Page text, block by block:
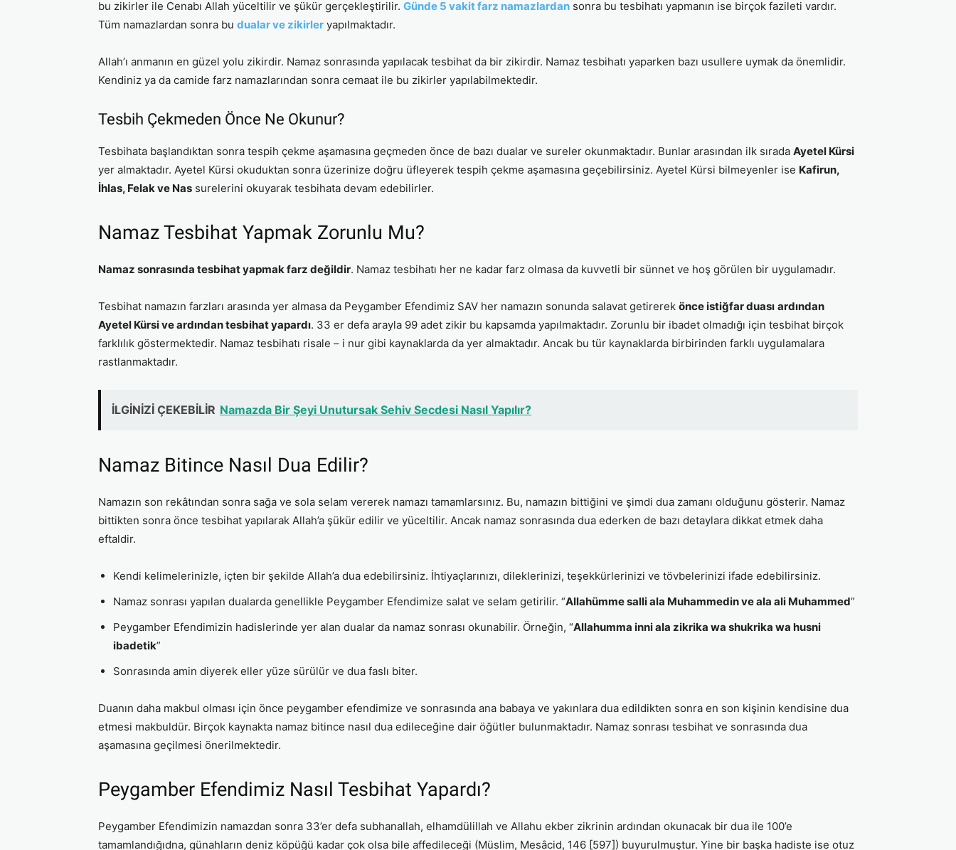
bu zikirler ile Cenabı Allah yüceltilir ve şükür gerçekleştirilir. Günde 5 vakit farz namazlardan sonra bu tesbihatı yapmanın ise birçok fazileti vardır.
Tüm namazlardan sonra bu dualar ve zikirler yapılmaktadır.
Allah’ı anmanın en güzel yolu zikirdir. Namaz sonrasında yapılacak tesbihat da bir zikirdir. Namaz tesbihatı yaparken bazı usullere uymak da önemlidir.
Kendiniz ya da camide farz namazlarından sonra cemaat ile bu zikirler yapılabilmektedir.
Tesbih Çekmeden Önce Ne Okunur?
Tesbihata başlandıktan sonra tespih çekme aşamasına geçmeden önce de bazı dualar ve sureler okunmaktadır. Bunlar arasından ilk sırada Ayetel Kürsi
yer almaktadır. Ayetel Kürsi okuduktan sonra üzerinize doğru üfleyerek tespih çekme aşamasına geçebilirsiniz. Ayetel Kürsi bilmeyenler ise Kafirun,
İhlas, Felak ve Nas surelerini okuyarak tesbihata devam edebilirler.
Namaz Tesbihat Yapmak Zorunlu Mu?
Namaz sonrasında tesbihat yapmak farz değildir. Namaz tesbihatı her ne kadar farz olmasa da kuvvetli bir sünnet ve hoş görülen bir uygulamadır.
Tesbihat namazın farzları arasında yer almasa da Peygamber Efendimiz SAV her namazın sonunda salavat getirerek önce istiğfar duası ardından
Ayetel Kürsi ve ardından tesbihat yapardı. 33 er defa arayla 99 adet zikir bu kapsamda yapılmaktadır. Zorunlu bir ibadet olmadığı için tesbihat birçok
farklılık göstermektedir. Namaz tesbihatı risale – i nur gibi kaynaklarda da yer almaktadır. Ancak bu tür kaynaklarda birbirinden farklı uygulamalara
rastlanmaktadır.
İLGİNİZİ ÇEKEBİLİR Namazda Bir Şeyi Unutursak Sehiv Secdesi Nasıl Yapılır?
Namaz Bitince Nasıl Dua Edilir?
Namazın son rekâtından sonra sağa ve sola selam vererek namazı tamamlarsınız. Bu, namazın bittiğini ve şimdi dua zamanı olduğunu gösterir. Namaz
bittikten sonra önce tesbihat yapılarak Allah’a şükür edilir ve yüceltilir. Ancak namaz sonrasında dua ederken de bazı detaylara dikkat etmek daha
eftaldir.
Kendi kelimelerinizle, içten bir şekilde Allah’a dua edebilirsiniz. İhtiyaçlarınızı, dileklerinizi, teşekkürlerinizi ve tövbelerinizi ifade edebilirsiniz.
Namaz sonrası yapılan dualarda genellikle Peygamber Efendimize salat ve selam getirilir. “Allahümme salli ala Muhammedin ve ala ali Muhammed”
Peygamber Efendimizin hadislerinde yer alan dualar da namaz sonrası okunabilir. Örneğin, “Allahumma inni ala zikrika wa shukrika wa husni
ibadetik”
Sonrasında amin diyerek eller yüze sürülür ve dua faslı biter.
Duanın daha makbul olması için önce peygamber efendimize ve sonrasında ana babaya ve yakınlara dua edildikten sonra en son kişinin kendisine dua
etmesi makbuldür. Birçok kaynakta namaz bitince nasıl dua edileceğine dair öğütler bulunmaktadır. Namaz sonrası tesbihat ve sonrasında dua
aşamasına geçilmesi önerilmektedir.
Peygamber Efendimiz Nasıl Tesbihat Yapardı?
Peygamber Efendimizin namazdan sonra 33’er defa subhanallah, elhamdülillah ve Allahu ekber zikrinin ardından okunacak bir dua ile 100’e
tamamlandığıdna, günahların deniz köpüğü kadar çok olsa bile affedileceği (Müslim, Mesâcid, 146 [597]) buyurulmuştur. Yine bir başka hadiste ise otuz